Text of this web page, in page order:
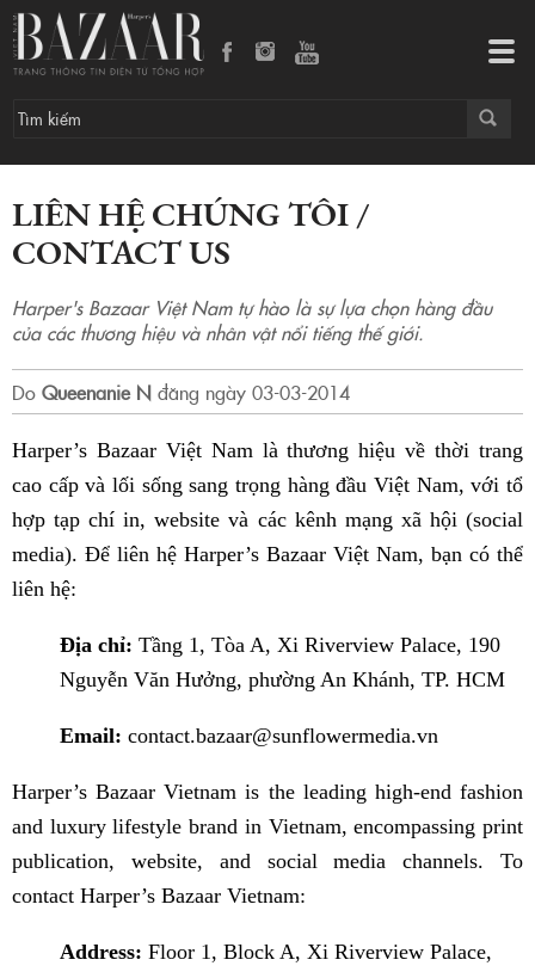
LIÊN HỆ CHÚNG TÔI /
CONTACT US
Harper's Bazaar Việt Nam tự hào là sự lựa chọn hàng đầu
của các thương hiệu và nhân vật nổi tiếng thế giới.
Do Queenanie N đăng ngày 03-03-2014
Harper’s Bazaar Việt Nam là thương hiệu về thời trang
cao cấp và lối sống sang trọng hàng đầu Việt Nam, với tổ
hợp tạp chí in, website và các kênh mạng xã hội (social
media). Để liên hệ Harper’s Bazaar Việt Nam, bạn có thể
liên hệ:
Địa chỉ: Tầng 1, Tòa A, Xi Riverview Palace, 190
Nguyễn Văn Hưởng, phường An Khánh, TP. HCM
Email: contact.bazaar@sunflowermedia.vn
Harper’s Bazaar Vietnam is the leading high-end fashion
and luxury lifestyle brand in Vietnam, encompassing print
publication, website, and social media channels. To
contact Harper’s Bazaar Vietnam:
Address: Floor 1, Block A, Xi Riverview Palace,